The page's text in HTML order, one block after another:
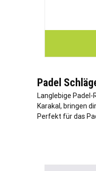
Padel
Langlebige
Karakal, bringen
Perfekt für das